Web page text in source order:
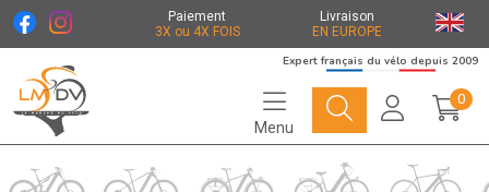
Paiement
3X ou 4X FOIS
Livraison
EN EUROPE
Le Marché du Vélo Votre distributeurs de vélo
Expert français du vélo depuis 2009
Menu
0